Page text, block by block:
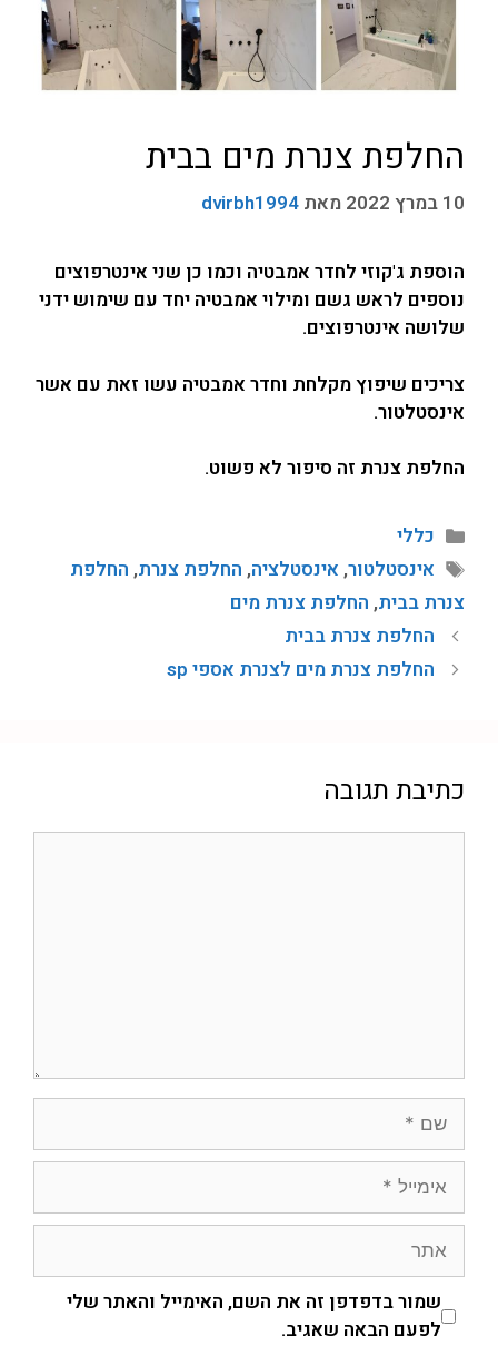
החלפת צנרת מים בבית
10 במרץ 2022 מאת dvirbh1994
הוספת ג'קוזי לחדר אמבטיה וכמו כן שני אינטרפוצים
נוספים לראש גשם ומילוי אמבטיה יחד עם שימוש ידני
שלושה אינטרפוצים.
צריכים שיפוץ מקלחת וחדר אמבטיה עשו זאת עם אשר
אינסטלטור.
החלפת צנרת זה סיפור לא פשוט.
כללי
אינסטלטור, אינסטלציה, החלפת צנרת, החלפת
צנרת בבית, החלפת צנרת מים
החלפת צנרת בבית
החלפת צנרת מים לצנרת אספי sp
כתיבת תגובה
שמור בדפדפן זה את השם, האימייל והאתר שלי
לפעם הבאה שאגיב.